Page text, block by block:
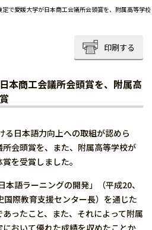
定で愛媛大学が日本商工会議所会頭賞を、附属高等学校
印刷する
本商工会議所会頭賞を、附属高
日本語力向上への取組が認めら
会頭賞を、また、附属高等学校が
を受賞しました。
語ラーニングの開発」（平成20、
際教育支援センター長）を通じた
ったこと、また、それによって附属
おいて優れた成績を収めたことか